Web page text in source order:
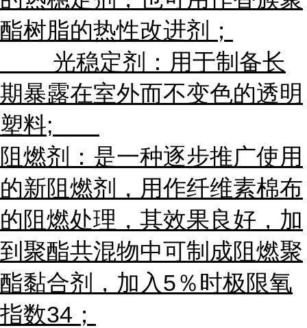
酯树脂的热性改进剂；
光稳定剂：用于制备长
期暴露在室外而不变色的透明
塑料;
阻燃剂：是一种逐步推广使用
的新阻燃剂，用作纤维素棉布
的阻燃处理，其效果良好，加
到聚酯共混物中可制成阻燃聚
酯黏合剂，加入5％时极限氧
指数34；